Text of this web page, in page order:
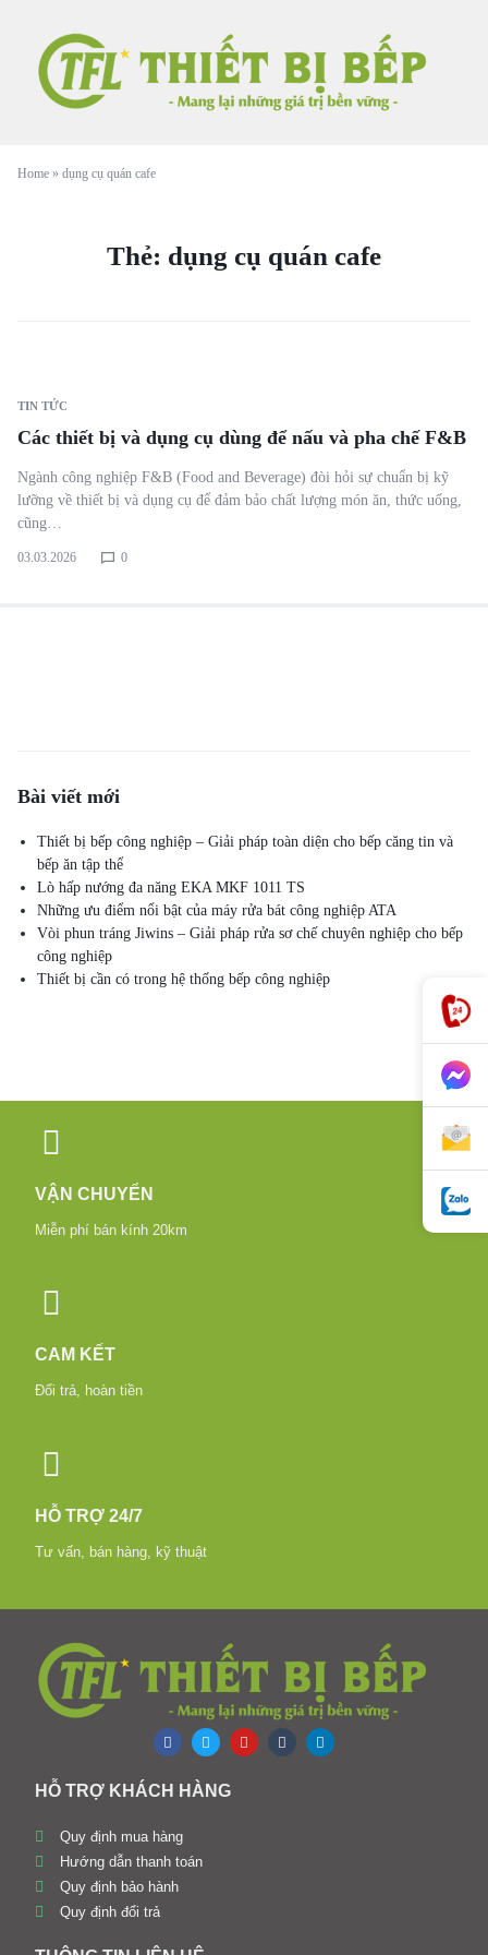
Home » dụng cụ quán cafe
Thẻ: dụng cụ quán cafe
TIN TỨC
Các thiết bị và dụng cụ dùng để nấu và pha chế F&B
Ngành công nghiệp F&B (Food and Beverage) đòi hỏi sự chuẩn bị kỹ
lưỡng về thiết bị và dụng cụ để đảm bảo chất lượng món ăn, thức uống,
cũng…
03.03.2026 0
Bài viết mới
Thiết bị bếp công nghiệp – Giải pháp toàn diện cho bếp căng tin và
bếp ăn tập thể
Lò hấp nướng đa năng EKA MKF 1011 TS
Những ưu điểm nổi bật của máy rửa bát công nghiệp ATA
Vòi phun tráng Jiwins – Giải pháp rửa sơ chế chuyên nghiệp cho bếp
công nghiệp
Thiết bị cần có trong hệ thống bếp công nghiệp
VẬN CHUYỂN
Miễn phí bán kính 20km
CAM KẾT
Đổi trả, hoàn tiền
HỖ TRỢ 24/7
Tư vấn, bán hàng, kỹ thuật
HỖ TRỢ KHÁCH HÀNG
Quy định mua hàng
Hướng dẫn thanh toán
Quy định bảo hành
Quy định đổi trả